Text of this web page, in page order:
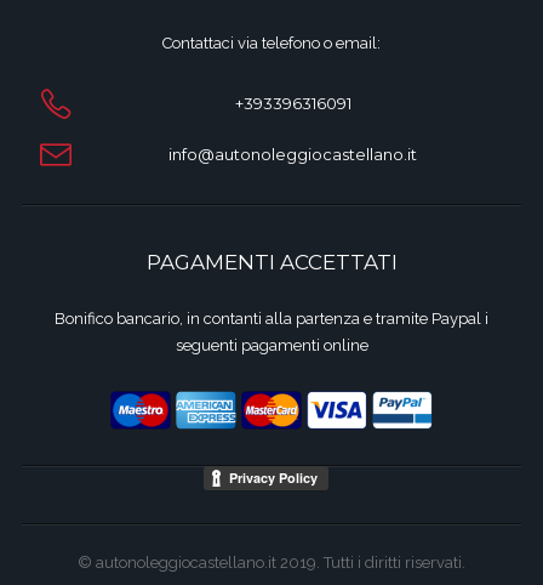
Contattaci via telefono o email:
+393396316091
info@autonoleggiocastellano.it
PAGAMENTI ACCETTATI
Bonifico bancario, in contanti alla partenza e tramite Paypal i
seguenti pagamenti online
© autonoleggiocastellano.it 2019. Tutti i diritti riservati.